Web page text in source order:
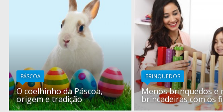
PÁSCOA
O coelhinho da Páscoa,
origem e tradição
BRINQUEDOS
Menos brinquedos e
brincadeiras com os